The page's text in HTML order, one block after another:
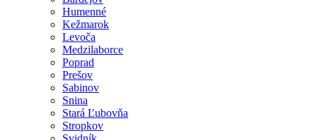
Humenné
Kežmarok
Levoča
Medzilaborce
Poprad
Prešov
Sabinov
Snina
Stará Ľubovňa
Stropkov